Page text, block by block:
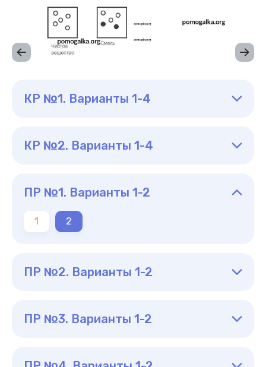
КР №1. Варианты 1-4
КР №2. Варианты 1-4
ПР №1. Варианты 1-2
1 2
ПР №2. Варианты 1-2
ПР №3. Варианты 1-2